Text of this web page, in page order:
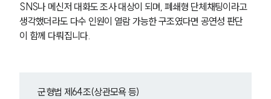
SNS나 메신저 대화도 조사 대상이 되며, 폐쇄형 단체채팅이라고
생각했더라도 다수 인원이 열람 가능한 구조였다면 공연성 판단
이 함께 다뤄집니다.
군형법 제64조(상관모욕 등)